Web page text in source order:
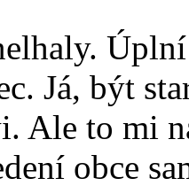
Já, být
Ale to mi
obce